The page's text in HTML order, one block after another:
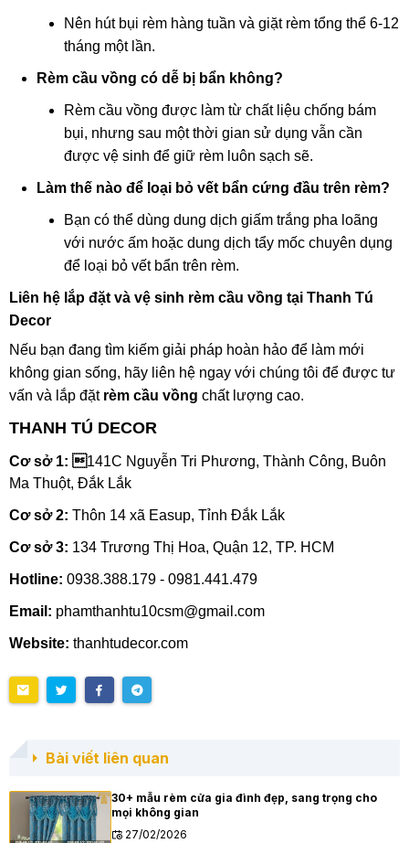
Nên hút bụi rèm hàng tuần và giặt rèm tổng thể 6-12
tháng một lần.
Rèm cầu vồng có dễ bị bẩn không?
Rèm cầu vồng được làm từ chất liệu chống bám
bụi, nhưng sau một thời gian sử dụng vẫn cần
được vệ sinh để giữ rèm luôn sạch sẽ.
Làm thế nào để loại bỏ vết bẩn cứng đầu trên rèm?
Bạn có thể dùng dung dịch giấm trắng pha loãng
với nước ấm hoặc dung dịch tẩy mốc chuyên dụng
để loại bỏ vết bẩn trên rèm.
Liên hệ lắp đặt và vệ sinh rèm cầu vồng tại Thanh Tú
Decor
Nếu bạn đang tìm kiếm giải pháp hoàn hảo để làm mới
không gian sống, hãy liên hệ ngay với chúng tôi để được tư
vấn và lắp đặt rèm cầu vồng chất lượng cao.
THANH TÚ DECOR
Cơ sở 1: 141C Nguyễn Tri Phương, Thành Công, Buôn
Ma Thuột, Đắk Lắk
Cơ sở 2: Thôn 14 xã Easup, Tỉnh Đắk Lắk
Cơ sở 3: 134 Trương Thị Hoa, Quận 12, TP. HCM
Hotline: 0938.388.179 - 0981.441.479
Email: phamthanhtu10csm@gmail.com
Website: thanhtudecor.com
Bài viết liên quan
30+ mẫu rèm cửa gia đình đẹp, sang trọng cho
mọi không gian
27/02/2026